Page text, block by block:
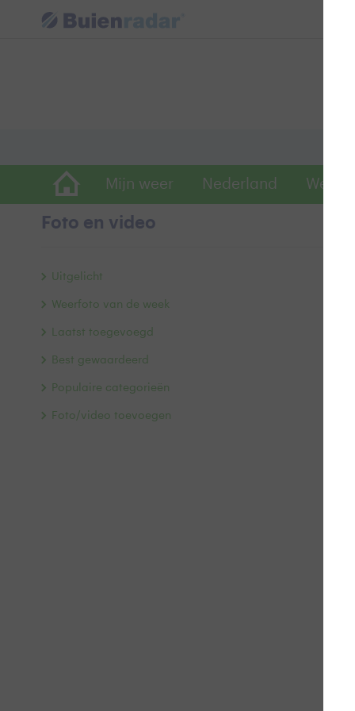
Mijn weer Nederland
Foto en video
Uitgelicht
Weerfoto van de week
Laatst toegevoegd
Best gewaardeerd
Populaire categorieën
Foto/video toevoegen